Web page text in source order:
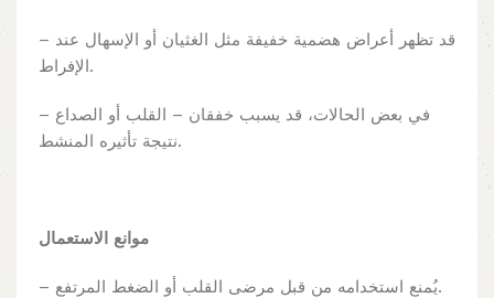
– قد تظهر أعراض هضمية خفيفة مثل الغثيان أو الإسهال عند
الإفراط.
– في بعض الحالات، قد يسبب خفقان – القلب أو الصداع
نتيجة تأثيره المنشط.
موانع الاستعمال
– يُمنع استخدامه من قبل مرضى القلب أو الضغط المرتفع.